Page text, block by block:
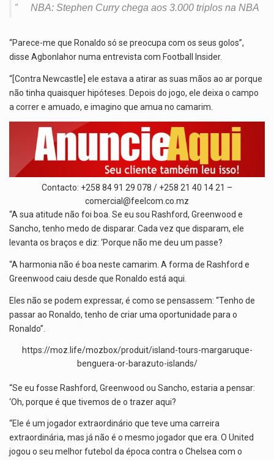
NBA: Stephen Curry chega aos 3.000 triplos na NBA
“Parece-me que Ronaldo só se preocupa com os seus golos”,
disse Agbonlahor numa entrevista com Football Insider.
“[Contra Newcastle] ele estava a atirar as suas mãos ao ar porque
não tinha quaisquer hipóteses. Depois do jogo, ele deixa o campo
a correr e amuado, e imagino que amua no camarim.
Contacto: +258 84 91 29 078 / +258 21 40 14 21 –
comercial@feelcom.co.mz
“A sua atitude não foi boa. Se eu sou Rashford, Greenwood e
Sancho, tenho medo de disparar. Cada vez que disparam, ele
levanta os braços e diz: ‘Porque não me deu um passe?
“A harmonia não é boa neste camarim. A forma de Rashford e
Greenwood caiu desde que Ronaldo está aqui.
Eles não se podem expressar, é como se pensassem: “Tenho de
passar ao Ronaldo, tenho de criar uma oportunidade para o
Ronaldo”.
https://moz.life/mozbox/produit/island-tours-margaruque-
benguera-or-barazuto-islands/
“Se eu fosse Rashford, Greenwood ou Sancho, estaria a pensar:
‘Oh, porque é que tivemos de o trazer aqui?
“Ele é um jogador extraordinário que teve uma carreira
extraordinária, mas já não é o mesmo jogador que era. O United
jogou o seu melhor futebol da época contra o Chelsea com o